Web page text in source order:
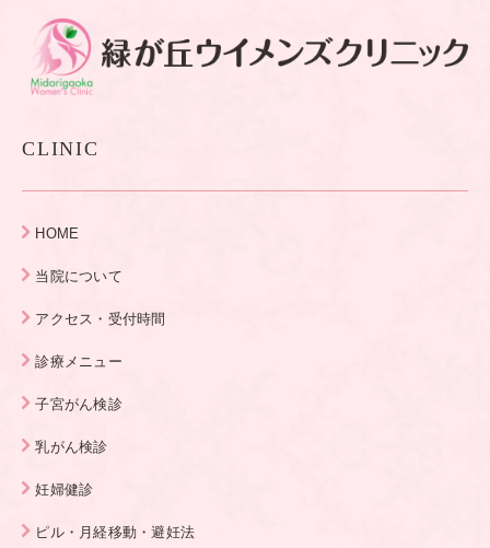
CLINIC
HOME
当院について
アクセス・受付時間
診療メニュー
子宮がん検診
乳がん検診
妊婦健診
ピル・月経移動・避妊法